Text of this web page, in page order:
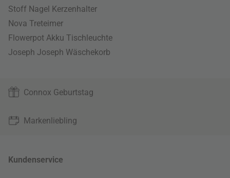
Stoff Nagel Kerzenhalter
Nova Treteimer
Flowerpot Akku Tischleuchte
Joseph Joseph Wäschekorb
Connox Geburtstag
Markenliebling
Kundenservice